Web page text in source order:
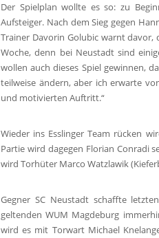
Der Spielplan wollte es so: zu
Aufsteiger. Nach dem Sieg gegen
Trainer Davorin Golubic warnt davor,
Woche, denn bei Neustadt sind
wollen auch dieses Spiel gewinnen,
teilweise ändern, aber ich erwarte
und motivierten Auftritt.“
Wieder ins Esslinger Team rücken
Partie wird dagegen Florian Conradi
wird Torhüter Marco Watzlawik
Gegner SC Neustadt schaffte
geltenden WUM Magdeburg
wird es mit Torwart Michael